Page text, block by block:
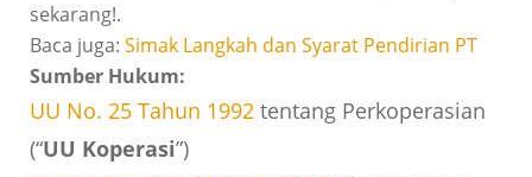
sekarang!.
Baca juga: Simak Langkah dan Syarat Pendirian PT
Sumber Hukum:
UU No. 25 Tahun 1992tentang Perkoperasian
(“UU Koperasi”)